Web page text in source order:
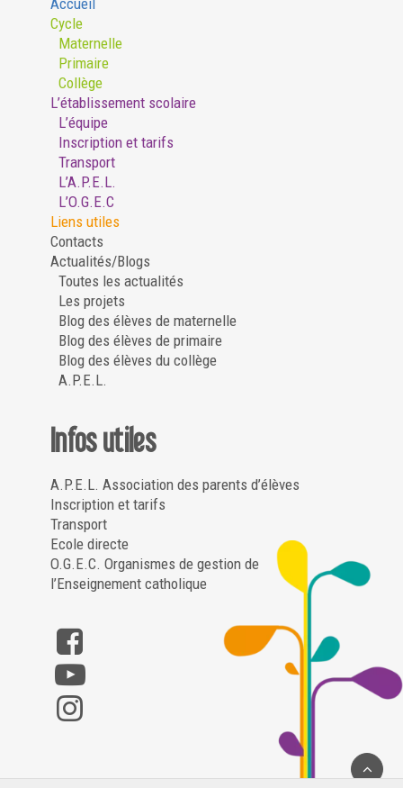
Accueil
Cycle
Maternelle
Primaire
Collège
L’établissement scolaire
L’équipe
Inscription et tarifs
Transport
L’A.P.E.L.
L’O.G.E.C
Liens utiles
Contacts
Actualités/Blogs
Toutes les actualités
Les projets
Blog des élèves de maternelle
Blog des élèves de primaire
Blog des élèves du collège
A.P.E.L.
Infos utiles
A.P.E.L. Association des parents d’élèves
Inscription et tarifs
Transport
Ecole directe
O.G.E.C. Organismes de gestion de
l’Enseignement catholique